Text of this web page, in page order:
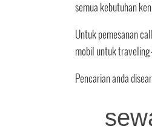
semua kebutuhan
Untuk pemesanan
mobil untuk
Pencarian anda